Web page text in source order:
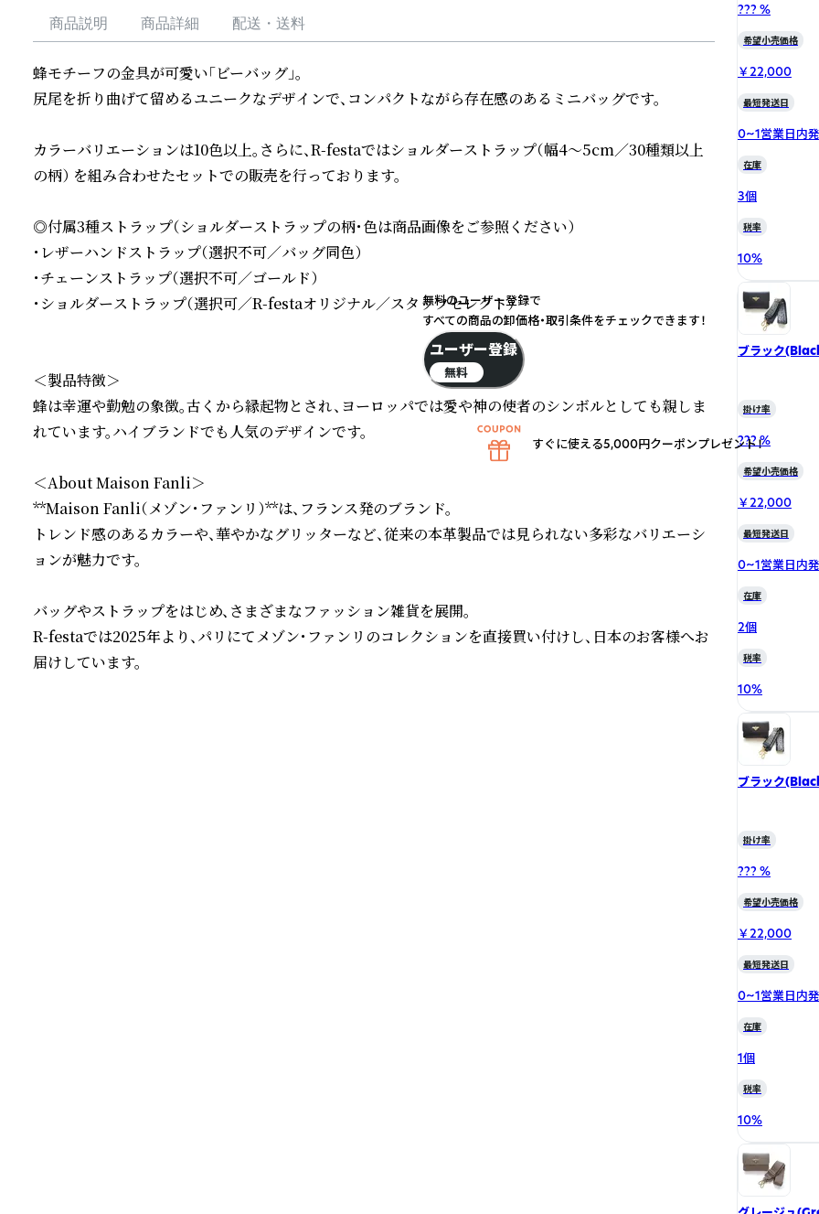
商品説明 商品詳細 配送・送料
蜂モチーフの金具が可愛い「ビーバッグ」。
尻尾を折り曲げて留めるユニークなデザインで、コンパクトながら存在感のあるミニバッグです。
カラーバリエーションは10色以上。さらに、R-festaではショルダーストラップ（幅4〜5cm／30種類以上
の柄） を組み合わせたセットでの販売を行っております。
◎付属3種ストラップ（ショルダーストラップの柄・色は商品画像をご参照ください）
・レザーハンドストラップ（選択不可／バッグ同色）
・チェーンストラップ（選択不可／ゴールド）
・ショルダーストラップ（選択可／R-festaオリジナル／スタッフセレクト）
＜製品特徴＞
蜂は幸運や勤勉の象徴。古くから縁起物とされ、ヨーロッパでは愛や神の使者のシンボルとしても親しま
れています。ハイブランドでも人気のデザインです。
＜About Maison Fanli＞
**Maison Fanli（メゾン・ファンリ）**は、フランス発のブランド。
トレンド感のあるカラーや、華やかなグリッターなど、従来の本革製品では見られない多彩なバリエーシ
ョンが魅力です。
バッグやストラップをはじめ、さまざまなファッション雑貨を展開。
R-festaでは2025年より、パリにてメゾン・ファンリのコレクションを直接買い付けし、日本のお客様へお
届けしています。
??? %
希望小売価格
￥22,000
最短発送日
0~1営業日内
在庫
3個
税率
10%
ブラック
掛け率
??? %
希望小売価格
￥22,000
最短発送日
0~1営業日内
在庫
2個
税率
10%
ブラック
掛け率
??? %
希望小売価格
￥22,000
最短発送日
0~1営業日内
在庫
1個
税率
10%
無料のユーザー登録で
すべての商品の卸価格・取引条件をチェックできます！
ユーザー登録
無料
すぐに使える5,000円クーポンプレゼント！